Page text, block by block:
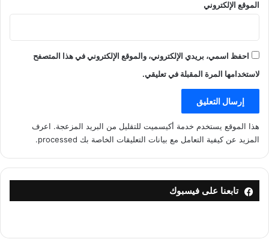
الموقع الإلكتروني
احفظ اسمي، بريدي الإلكتروني، والموقع الإلكتروني في هذا المتصفح
لاستخدامها المرة المقبلة في تعليقي.
هذا الموقع يستخدم خدمة أكيسميت للتقليل من البريد المزعجة. اعرف
المزيد عن كيفية التعامل مع بيانات التعليقات الخاصة بك processed
.
تابعنا على فيسبوك